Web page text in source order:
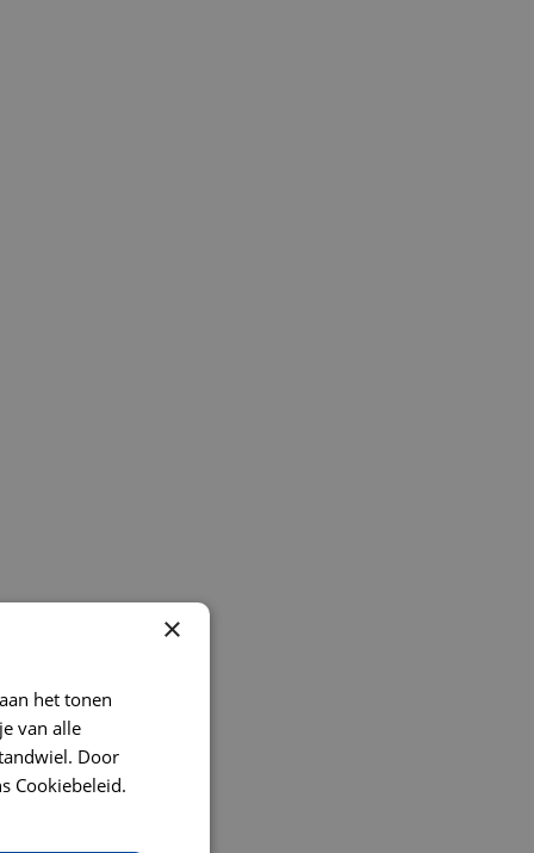
×
het tonen
van alle
Door
Cookiebeleid.